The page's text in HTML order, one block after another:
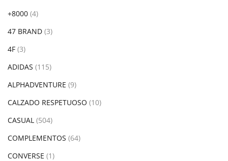
+8000 (4)
47 BRAND (3)
4F (3)
ADIDAS (115)
ALPHADVENTURE (9)
CALZADO RESPETUOSO (10)
CASUAL (504)
COMPLEMENTOS (64)
CONVERSE (1)